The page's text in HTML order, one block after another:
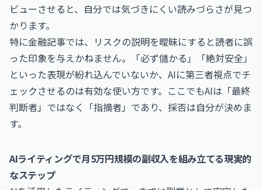
ビューさせると、自分では気づきにくい読みづらさが見つ
かります。
特に金融記事では、リスクの説明を曖昧にすると読者に誤
った印象を与えかねません。「必ず儲かる」「絶対安全」
といった表現が紛れ込んでいないか、AIに第三者視点でチ
ェックさせるのは有効な使い方です。ここでもAIは「最終
判断者」ではなく「指摘者」であり、採否は自分が決めま
す。
AIライティングで月5万円規模の副収入を組み立てる現実的
なステップ